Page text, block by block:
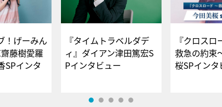
！げーみん
藤樹愛羅
SPインタ
『タイムトラベルダデ
ィ』ダイアン津田篤宏S
Pインタビュー
『クロス
救急の約束
桜SPイ